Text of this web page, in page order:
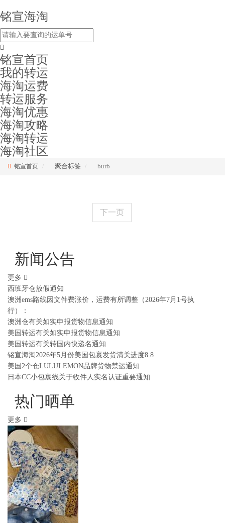
铭宣海淘
铭宣首页
我的转运
海淘运费
转运服务
海淘优惠
海淘攻略
海淘转运
海淘社区
铭宣首页 聚合标签 burb
下一页
新闻公告
更多
西班牙仓放假通知
澳洲ems路线因文件费涨价，运费有所调整（2026年7月1号执
行）：
澳洲仓有关如实申报货物信息通知
美国转运有关如实申报货物信息通知
美国转运有关转国内快递名通知
铭宣海淘2026年5月份美国包裹发货清关进度8.8
美国2个仓LULULEMON品牌货物禁运通知
日本CC小包裹线关于收件人实名认证重要通知
热门晒单
更多